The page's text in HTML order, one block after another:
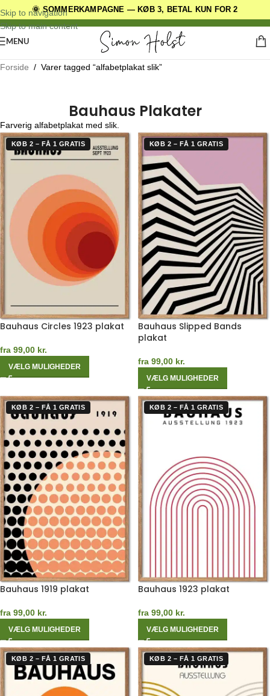
🌞 SOMMERKAMPAGNE — KØB 3, BETAL KUN FOR 2
Skip to navigation
Skip to main content
DANSKE ORIGINALE DESIGNS
MENU
Forside / Varer tagged “alfabetplakat slik”
Bauhaus Plakater
Farverig alfabetplakat med slik.
KØB 2 – FÅ 1 GRATIS
Bauhaus Circles 1923 plakat
fra 99,00 kr.
VÆLG MULIGHEDER
KØB 2 – FÅ 1 GRATIS
Bauhaus Slipped Bands
plakat
fra 99,00 kr.
VÆLG MULIGHEDER
KØB 2 – FÅ 1 GRATIS
Bauhaus 1919 plakat
fra 99,00 kr.
VÆLG MULIGHEDER
KØB 2 – FÅ 1 GRATIS
Bauhaus 1923 plakat
fra 99,00 kr.
VÆLG MULIGHEDER
KØB 2 – FÅ 1 GRATIS KØB 2 – FÅ 1 GRATIS